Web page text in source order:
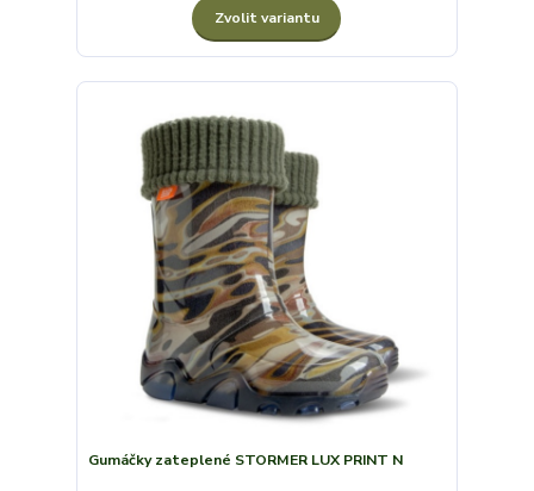
Zvolit variantu
Gumáčky zateplené STORMER LUX PRINT N